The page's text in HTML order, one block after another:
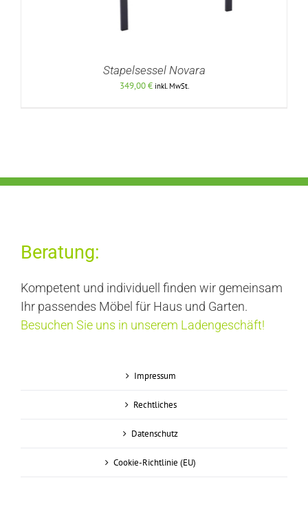
Stapelsessel Novara
349,00€ inkl. MwSt.
Beratung:
Kompetent und individuell finden wir gemeinsam
Ihr passendes Möbel für Haus und Garten.
Besuchen Sie uns in unserem Ladengeschäft!
Impressum
Rechtliches
Datenschutz
Cookie-Richtlinie (EU)